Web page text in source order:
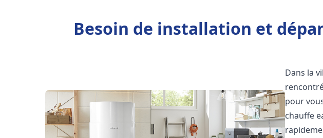
Besoin de installation et
Dans la
pour
chauffe